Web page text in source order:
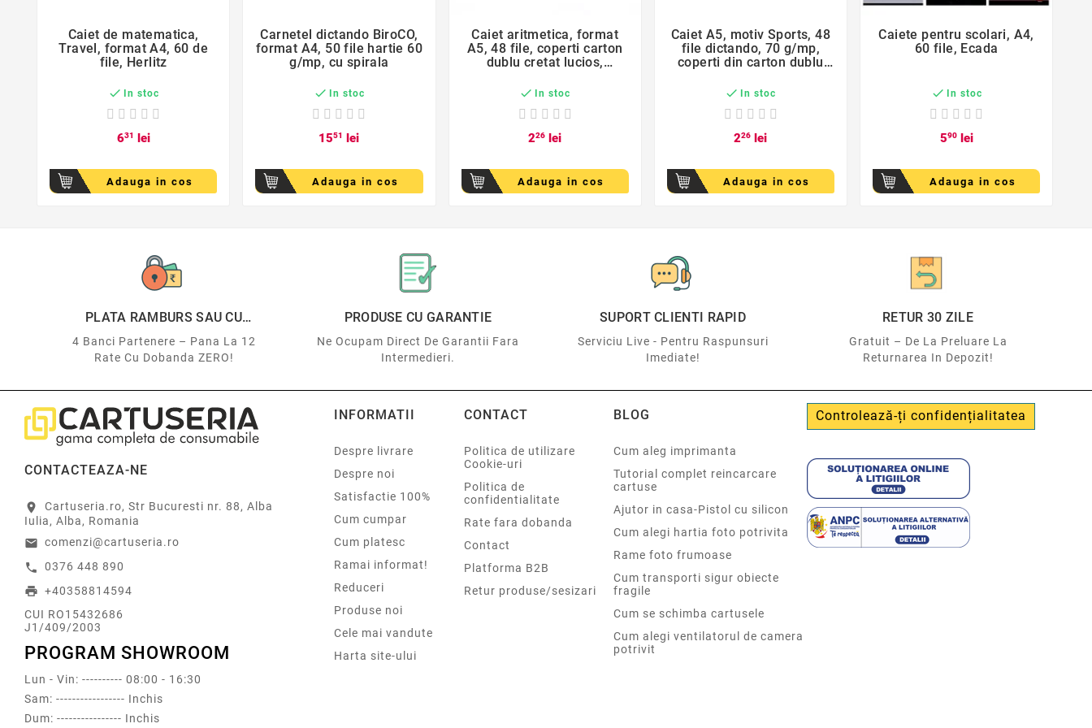

Caiet de matematica,
Travel, format A4, 60 de
file, Herlitz
 In stoc
631 lei
Adauga in cos

Carnetel dictando BiroCO,
format A4, 50 file hartie 60
g/mp, cu spirala
 In stoc
1551 lei
Adauga in cos

Caiet aritmetica, format
A5, 48 file, coperti carton
dublu cretat lucios,
 In stoc
226 lei
Adauga in cos

Caiet A5, motiv Sports, 48
file dictando, 70 g/mp,
coperti din carton dublu
 In stoc
226 lei
Adauga in cos

Caiete pentru scolari, A4,
60 file, Ecada
 In stoc
590lei
Adauga in cos
PLATA RAMBURS SAU CU
4 Banci Partenere – Pana La 12
Rate Cu Dobanda ZERO!
PRODUSE CU GARANTIE
Ne Ocupam Direct De Garantii Fara
Intermedieri.
SUPORT CLIENTI RAPID
Serviciu Live - Pentru Raspunsuri
Imediate!
RETUR 30 ZILE
Gratuit – De La Preluare La
Returnarea In Depozit!
CONTACTEAZA-NE
location_on
Cartuseria.ro, Str Bucuresti nr. 88, Alba
Iulia, Alba, Romania
email comenzi@cartuseria.ro
call 0376 448 890
print +40358814594
CUI RO15432686
J1/409/2003
PROGRAM SHOWROOM
Lun - Vin: ---------- 08:00 - 16:30
Sam: ----------------- Inchis
Dum: ---------------- Inchis
INFORMATII
Despre livrare
Despre noi
Satisfactie 100%
Cum cumpar
Cum platesc
Ramai informat!
Reduceri
Produse noi
Cele mai vandute
Harta site-ului
CONTACT
Politica de utilizare
Cookie-uri
Politica de
confidentialitate
Rate fara dobanda
Contact
Platforma B2B
Retur produse/sesizari
BLOG
Cum aleg imprimanta
Tutorial complet reincarcare
cartuse
Ajutor in casa-Pistol cu silicon
Cum alegi hartia foto potrivita
Rame foto frumoase
Cum transporti sigur obiecte
fragile
Cum se schimba cartusele
Cum alegi ventilatorul de camera
potrivit
Controlează-ți confidențialitatea